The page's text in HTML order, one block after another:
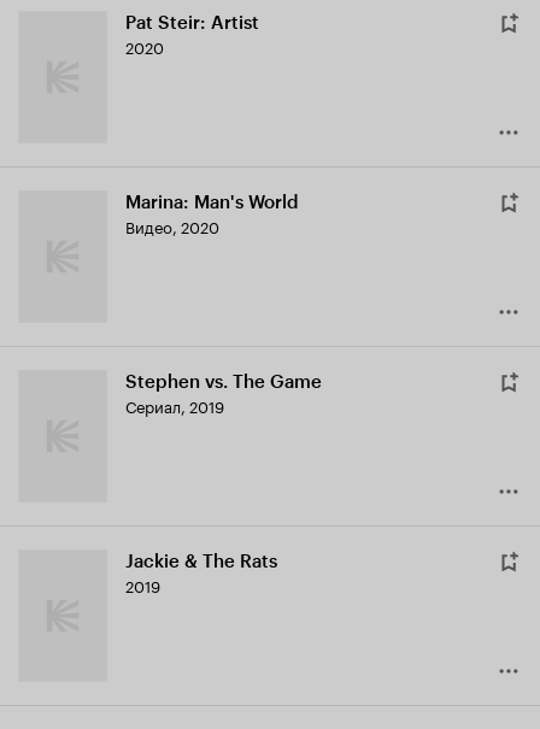
Pat Steir: Artist
2020
Marina: Man's World
Видео, 2020
Stephen vs. The Game
Сериал, 2019
Jackie & The Rats
2019